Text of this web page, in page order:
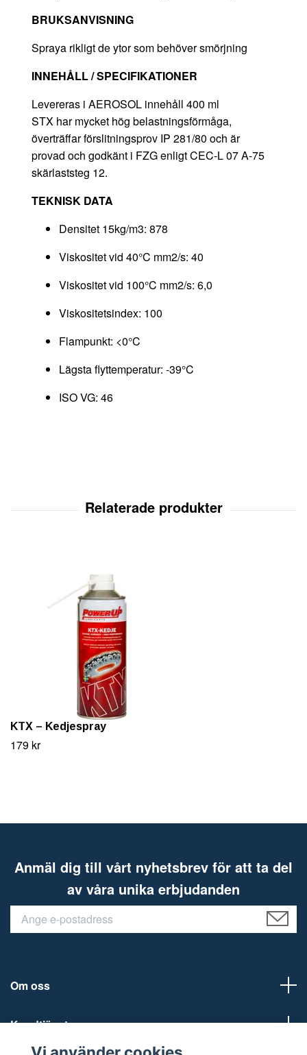
BRUKSANVISNING
Spraya rikligt de ytor som behöver smörjning
INNEHÅLL / SPECIFIKATIONER
Levereras i AEROSOL innehåll 400 ml
STX har mycket hög belastningsförmåga,
överträffar förslitningsprov IP 281/80 och är
provad och godkänt i FZG enligt CEC-L 07 A-75
skärlaststeg 12.
TEKNISK DATA
Densitet 15kg/m3: 878
Viskositet vid 40°C mm2/s: 40
Viskositet vid 100°C mm2/s: 6,0
Viskositetsindex: 100
Flampunkt: <0°C
Lägsta flyttemperatur: -39°C
ISO VG: 46
KTX – Kedjespray
179 kr
Anmäl dig till vårt nyhetsbrev för att ta del
av våra unika erbjudanden
Om oss
Kundtjänst